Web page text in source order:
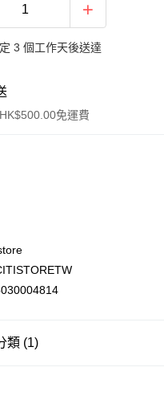
3 個工作天後送達
免運費
，滿HK$500.00或以上免運費
類 (1)